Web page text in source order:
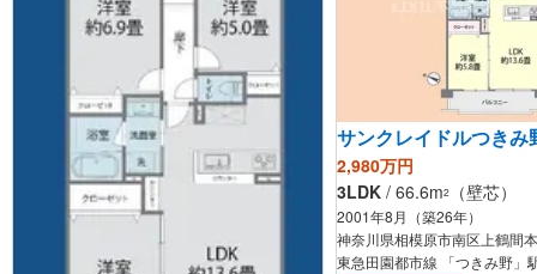
サンクレイドルつきみ
2,980万円
3LDK / 66.6m2 （壁芯）
2001年8月（築26年）
神奈川県相模原市南区上鶴間
東急田園都市線 「つきみ野」